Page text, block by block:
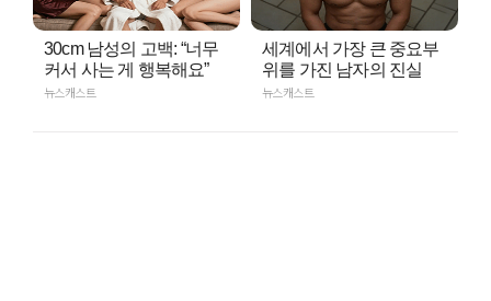
30cm 남성의 고백: “너무
커서 사는 게 행복해요”
뉴스캐스트
세계에서 가장 큰 중요부
위를 가진 남자의 진실
뉴스캐스트